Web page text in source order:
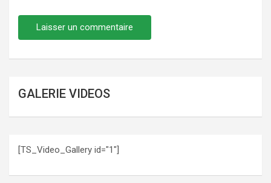
GALERIE VIDEOS
[TS_Video_Gallery id="1"]